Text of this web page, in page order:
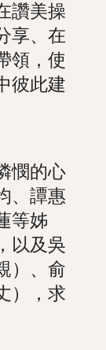
讚美操
享、在
領，使
彼此建
憫的心
、譚惠
等姊
以及吳
）、俞
），求